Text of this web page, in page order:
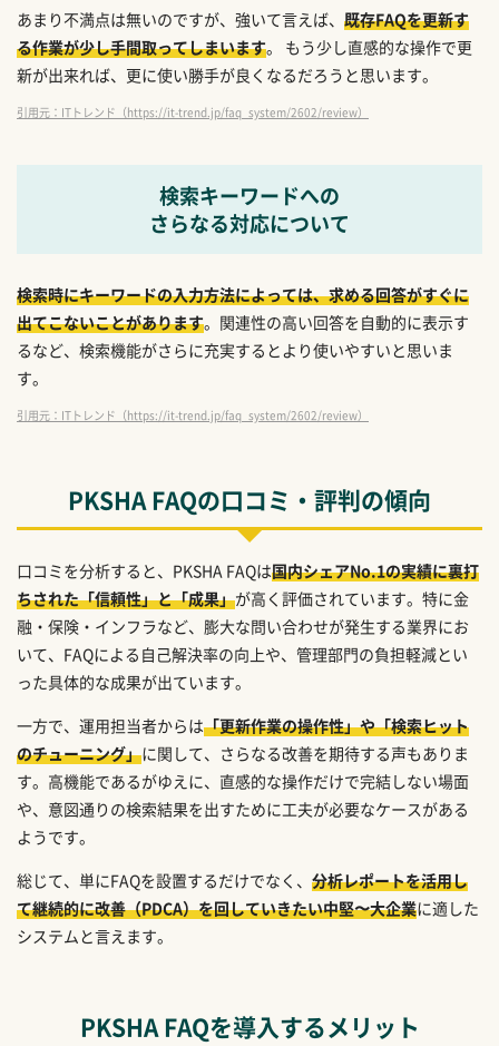
あまり不満点は無いのですが、強いて言えば、 既存FAQを更新す
る作業が少し手間取ってしまいます。 もう少し直感的な操作で更
新が出来れば、更に使い勝手が良くなるだろうと思います。
引用元：ITトレンド（https://it-trend.jp/faq_system/2602/review）
検索キーワードへの
さらなる対応について
検索時にキーワードの入力方法によっては、求める回答がすぐに
出てこないことがあります。関連性の高い回答を自動的に表示す
るなど、検索機能がさらに充実するとより使いやすいと思いま
す。
引用元：ITトレンド（https://it-trend.jp/faq_system/2602/review）
PKSHA FAQの口コミ・評判の傾向
口コミを分析すると、PKSHA FAQは国内シェアNo.1の実績に裏打
ちされた「信頼性」と「成果」が高く評価されています。特に金
融・保険・インフラなど、膨大な問い合わせが発生する業界にお
いて、FAQによる自己解決率の向上や、管理部門の負担軽減とい
った具体的な成果が出ています。
一方で、運用担当者からは「更新作業の操作性」や「検索ヒット
のチューニング」に関して、さらなる改善を期待する声もありま
す。高機能であるがゆえに、直感的な操作だけで完結しない場面
や、意図通りの検索結果を出すために工夫が必要なケースがある
ようです。
総じて、単にFAQを設置するだけでなく、 分析レポートを活用し
て継続的に改善（PDCA）を回していきたい中堅〜大企業に適した
システムと言えます。
PKSHA FAQを導入するメリット